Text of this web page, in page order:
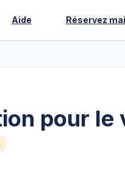
Aide Réservez
pour